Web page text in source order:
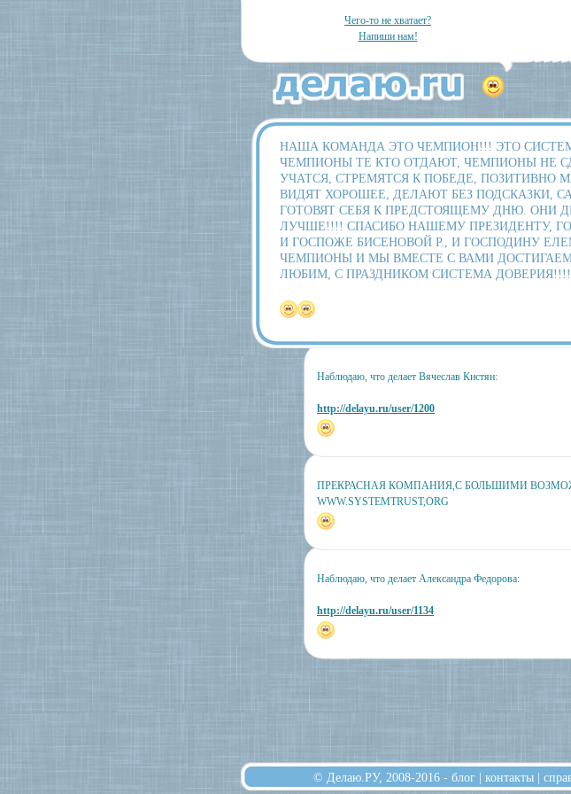
Чего-то не хватает?
Напиши нам!
НАША КОМАНДА ЭТО ЧЕМПИОН!!! ЭТО
ЧЕМПИОНЫ ТЕ КТО ОТДАЮТ, ЧЕМПИОНЫ НЕ
УЧАТСЯ, СТРЕМЯТСЯ К ПОБЕДЕ, ПОЗИТИВНО
ВИДЯТ ХОРОШЕЕ, ДЕЛАЮТ БЕЗ ПОДСКАЗКИ,
ГОТОВЯТ СЕБЯ К ПРЕДСТОЯЩЕМУ ДНЮ. ОНИ
ЛУЧШЕ!!!! СПАСИБО НАШЕМУ ПРЕЗИДЕНТУ,
И ГОСПОЖЕ БИСЕНОВОЙ Р., И ГОСПОДИНУ
ЧЕМПИОНЫ И МЫ ВМЕСТЕ С ВАМИ
ЛЮБИМ, С ПРАЗДНИКОМ СИСТЕМА ДОВЕРИЯ!!!!
Наблюдаю, что делает Вячеслав Кистян:
http://delayu.ru/user/1200
ПРЕКРАСНАЯ КОМПАНИЯ,С БОЛЬШИМИ
WWW.SYSTEMTRUST,ORG
Наблюдаю, что делает Александра Федорова:
http://delayu.ru/user/1134
© Делаю.РУ, 2008-2016 - блог | контакты |